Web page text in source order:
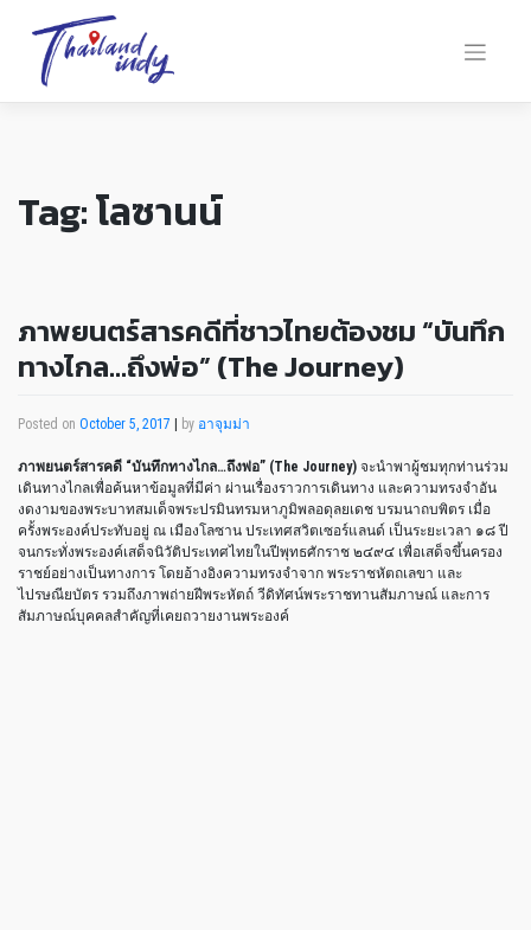
Tag:โลซานน์
ภาพยนตร์สารคดีที่ชาวไทยต้องชม “บันทึก
ทางไกล…ถึงพ่อ” (The Journey)
Posted on October 5, 2017 | by อาจุมม่า
ภาพยนตร์สารคดี “บันทึกทางไกล…ถึงพ่อ” (The Journey) จะนำพาผู้ชมทุกท่านร่วม
เดินทางไกลเพื่อค้นหาข้อมูลที่มีค่า ผ่านเรื่องราวการเดินทาง และความทรงจำอัน
งดงามของพระบาทสมเด็จพระปรมินทรมหาภูมิพลอดุลยเดช บรมนาถบพิตร เมื่อ
ครั้งพระองค์ประทับอยู่ ณ เมืองโลซาน ประเทศสวิตเซอร์แลนด์ เป็นระยะเวลา ๑๘ ปี
จนกระทั่งพระองค์เสด็จนิวัติประเทศไทยในปีพุทธศักราช ๒๔๙๔ เพื่อเสด็จขึ้นครอง
ราชย์อย่างเป็นทางการ โดยอ้างอิงความทรงจำจาก พระราชหัตถเลขา และ
ไปรษณียบัตร รวมถึงภาพถ่ายฝีพระหัตถ์ วีดิทัศน์พระราชทานสัมภาษณ์ และการ
สัมภาษณ์บุคคลสำคัญที่เคยถวายงานพระองค์